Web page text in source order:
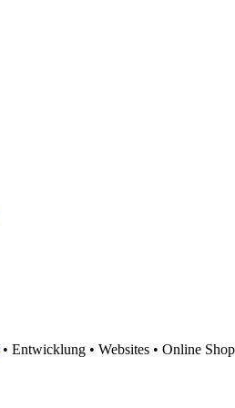
• Entwicklung • Websites • Online